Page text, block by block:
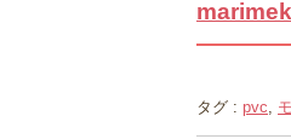
タグ : pvc,